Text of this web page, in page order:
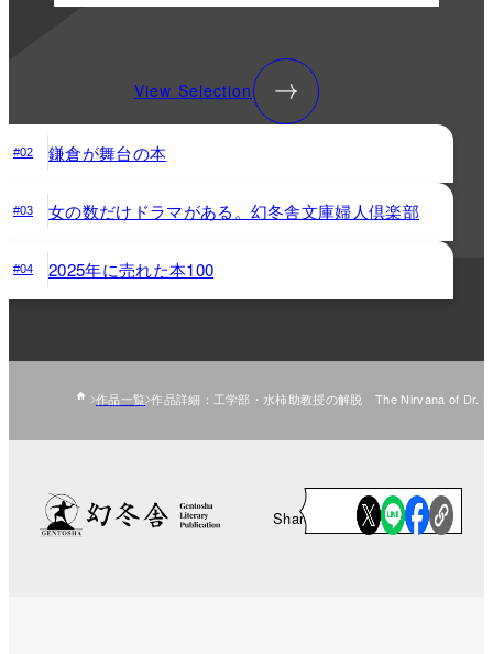
View Selection
#02 鎌倉が舞台の本
#03 女の数だけドラマがある。幻冬舎文庫婦人倶楽部
#04 2025年に売れた本100
作品一覧 作品詳細：工学部・水柿助教授の解脱 The Nirvana of Dr.
Share